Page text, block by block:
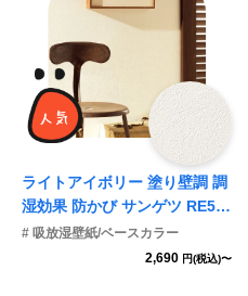
ライトアイボリー 塗り壁調 調
湿効果 防かび サンゲツ RE55
553 旧品番RE53067
# 吸放湿壁紙/ベースカラー
2,690 円(税込)〜